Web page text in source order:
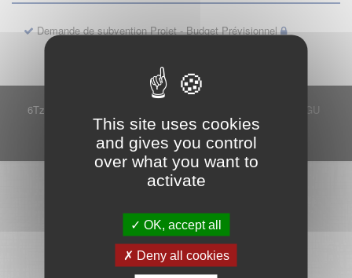
Demande de subvention Projet - Budget Prévisionnel
6Tzen ©2015 - Tous droits réservés
CGU
Plan du site
FAQ
Contact
Ce service est proposé par6Tzen
This site uses cookies
and gives you control
over what you want to
activate
OK, accept all
Deny all cookies